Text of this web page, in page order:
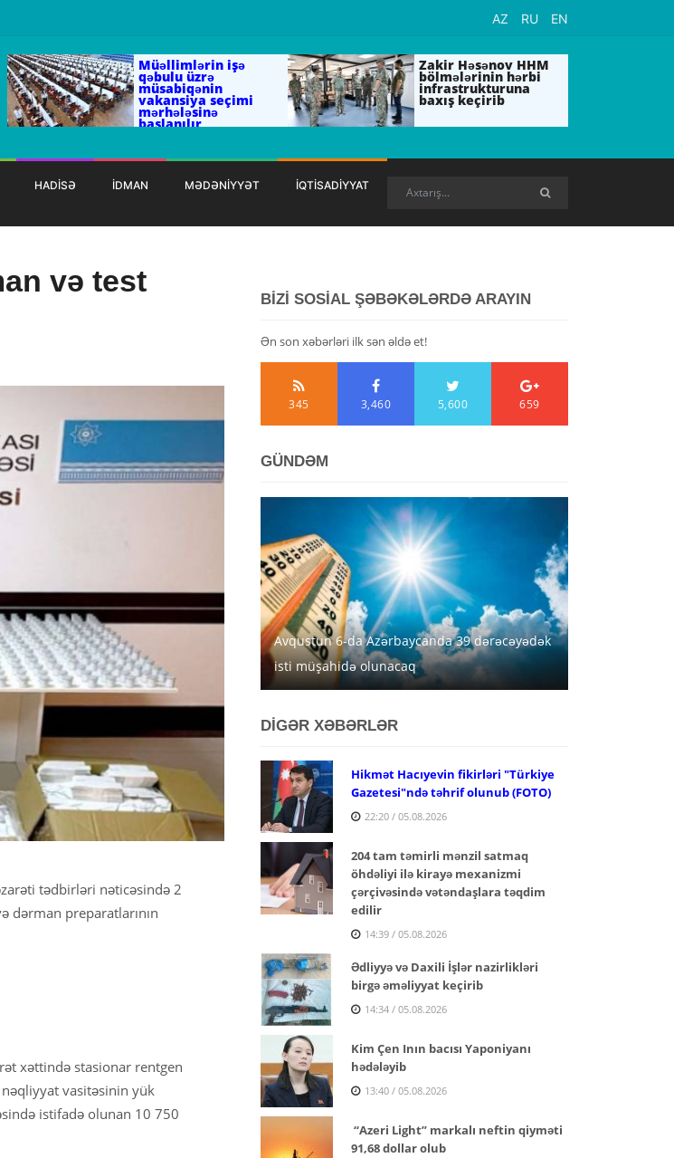
AZ RU EN
Müəllimlərin işə
qəbulu üzrə
müsabiqənin
vakansiya seçimi
mərhələsinə
başlanılır
Zakir Həsənov HHM
bölmələrinin hərbi
infrastrukturuna
baxış keçirib
HADİSƏ İDMAN MƏDƏNİYYƏT İQTİSADİYYAT
və test
tədbirləri nəticəsində 2
dərman preparatlarının
xəttində stasionar rentgen
vasitəsinin yük
istifadə olunan 10 750
BİZİ SOSİAL ŞƏBƏKƏLƏRDƏ ARAYIN
Ən son xəbərləri ilk sən əldə et!
345 3,460 5,600 659
GÜNDƏM
Avqustun 6-da Azərbaycanda 39 dərəcəyədək
isti müşahidə olunacaq
DİGƏR XƏBƏRLƏR
Hikmət Hacıyevin fikirləri "Türkiye
Gazetesi"ndə təhrif olunub (FOTO)
22:20 / 05.08.2026
204 tam təmirli mənzil satmaq
öhdəliyi ilə kirayə mexanizmi
çərçivəsində vətəndaşlara təqdim
edilir
14:39 / 05.08.2026
Ədliyyə və Daxili İşlər nazirlikləri
birgə əməliyyat keçirib
14:34 / 05.08.2026
Kim Çen Inın bacısı Yaponiyanı
hədələyib
13:40 / 05.08.2026
“Azeri Light” markalı neftin qiyməti
91,68 dollar olub